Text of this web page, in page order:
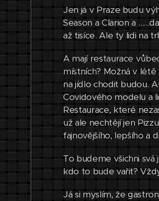
Jen já v Praze budu
Season a Clarion a
až tisíce. Ale ty lidi na
A mají restaurace
místních? Možná v
na jídlo chodit budou.
Covidového modelu a
Restaurace, které
už ale nechtějí jen
fajnovějšího, lepšího a
To budeme všichni
kdo to bude vařit?
Já si myslím, že